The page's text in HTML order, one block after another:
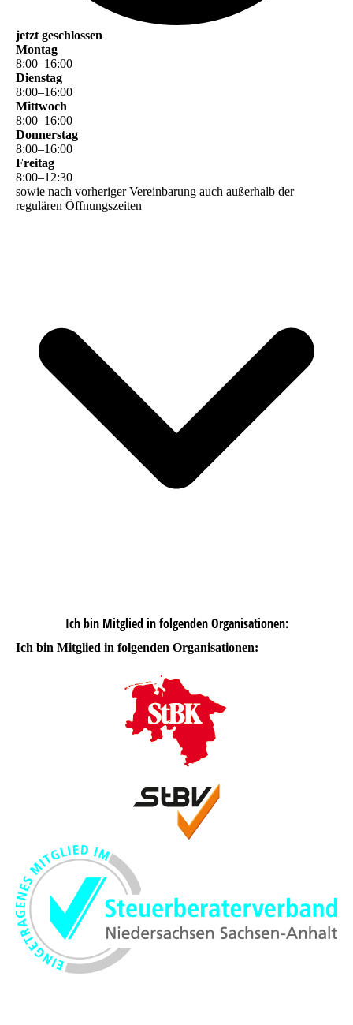
jetzt geschlossen
Montag
8:00–16:00
Dienstag
8:00–16:00
Mittwoch
8:00–16:00
Donnerstag
8:00–16:00
Freitag
8:00–12:30
sowie nach vorheriger Vereinbarung auch außerhalb der
regulären Öffnungszeiten
Ich bin Mitglied in folgenden Organisationen:
Ich bin Mitglied in folgenden Organisationen: